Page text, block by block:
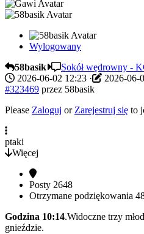
Wylogowany
58basik
Sokół wędrowny -
2026-06-02 12:23 ·
2026-06-
#323469 przez 58basik
Please Zaloguj or Zarejestruj się to
ptaki
Więcej
Posty 2648
Otrzymane podziękowania
Godzina 10:14.Widoczne trzy
gnieździe.